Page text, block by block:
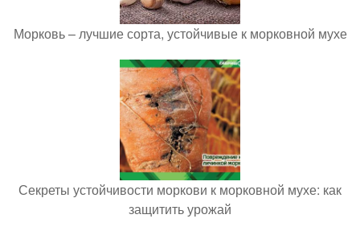
Морковь – лучшие сорта, устойчивые к морковной мухе
Секреты устойчивости моркови к морковной мухе: как
защитить урожай